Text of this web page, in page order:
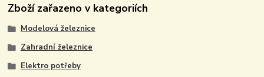
Zboží zařazeno v kategoriích
Modelová železnice
Zahradní železnice
Elektro potřeby